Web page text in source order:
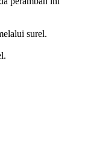
surel.